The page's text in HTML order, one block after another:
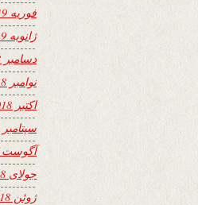
فوریه 2019
ژانویه 2019
دسامبر 2018
نوامبر 2018
اکتبر 2018
سپتامبر 2018
آگوست 2018
جولای 2018
ژوئن 2018